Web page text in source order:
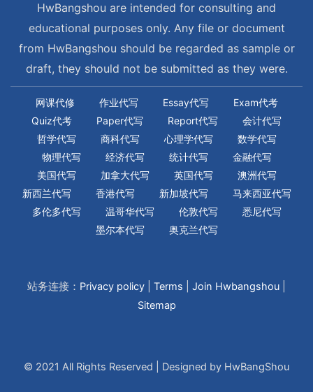
HwBangshou are intended for consulting and
educational purposes only. Any file or document
from HwBangshou should be regarded as sample or
draft, they should not be submitted as they were.
网课代修 作业代写 Essay代写
Exam代考
Quiz代考
Paper代写 Report代写
会计代写
哲学代写
商科代写 心理学代写
数学代写
物理代写
经济代写 统计代写
金融代写
美国代写
加拿大代写 英国代写
澳洲代写
新西兰代写
香港代写 新加坡代写
马来西亚代写
多伦多代写
温哥华代写 伦敦代写
悉尼代写
墨尔本代写
奥克兰代写
© 2021 All Rights Reserved | Designed by HwBangShou
站务连接： Privacy policy Terms Join Hwbangshou
Sitemap